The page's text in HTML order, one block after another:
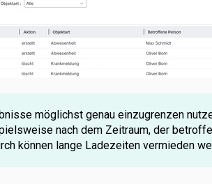
möglichst genau einzugrenzen
nach dem Zeitraum, der
können lange Ladezeiten vermieden